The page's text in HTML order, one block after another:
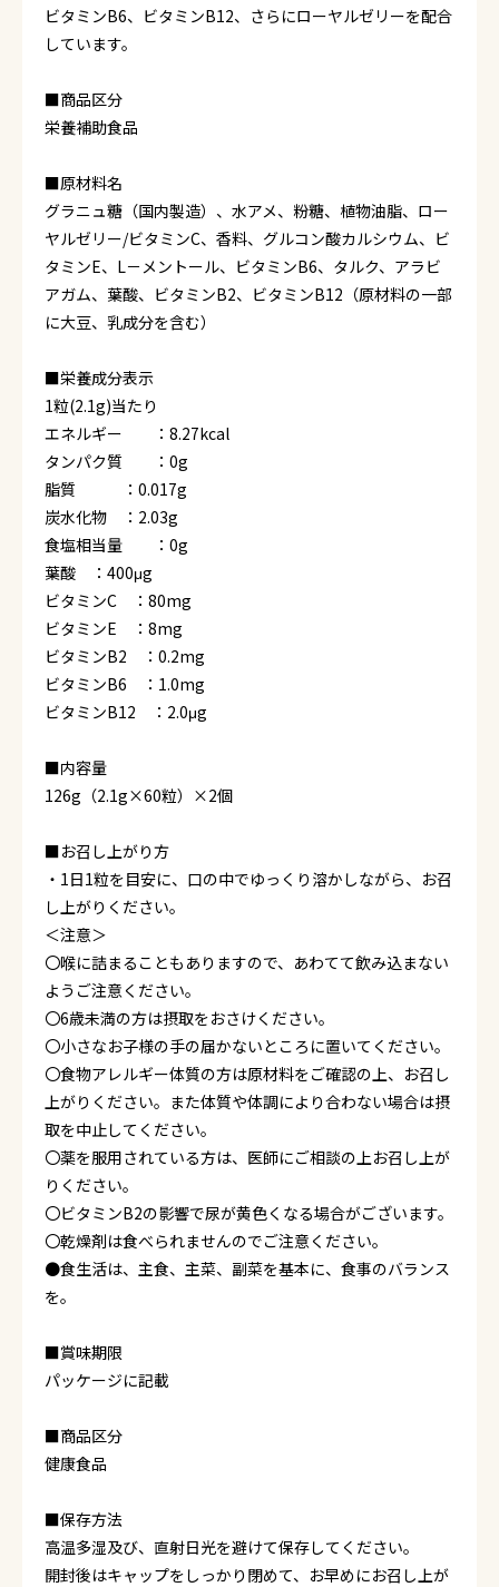
ビタミンB6、ビタミンB12、さらにローヤルゼリーを配合
しています。
■商品区分
栄養補助食品
■原材料名
グラニュ糖（国内製造）、水アメ、粉糖、植物油脂、ロー
ヤルゼリー/ビタミンC、香料、グルコン酸カルシウム、ビ
タミンE、L－メントール、ビタミンB6、タルク、アラビ
アガム、葉酸、ビタミンB2、ビタミンB12（原材料の一部
に大豆、乳成分を含む）
■栄養成分表示
1粒(2.1g)当たり
エネルギー ：8.27kcal
タンパク質 ：0g
脂質 ：0.017g
炭水化物 ：2.03g
食塩相当量 ：0g
葉酸 ：400μg
ビタミンC ：80mg
ビタミンE ：8mg
ビタミンB2 ：0.2mg
ビタミンB6 ：1.0mg
ビタミンB12 ：2.0μg
■内容量
126g（2.1g×60粒）×2個
■お召し上がり方
・1日1粒を目安に、口の中でゆっくり溶かしながら、お召
し上がりください。
＜注意＞
〇喉に詰まることもありますので、あわてて飲み込まない
ようご注意ください。
〇6歳未満の方は摂取をおさけください。
〇小さなお子様の手の届かないところに置いてください。
〇食物アレルギー体質の方は原材料をご確認の上、お召し
上がりください。また体質や体調により合わない場合は摂
取を中止してください。
〇薬を服用されている方は、医師にご相談の上お召し上が
りください。
〇ビタミンB2の影響で尿が黄色くなる場合がございます。
〇乾燥剤は食べられませんのでご注意ください。
●食生活は、主食、主菜、副菜を基本に、食事のバランス
を。
■賞味期限
パッケージに記載
■商品区分
健康食品
■保存方法
高温多湿及び、直射日光を避けて保存してください。
開封後はキャップをしっかり閉めて、お早めにお召し上が